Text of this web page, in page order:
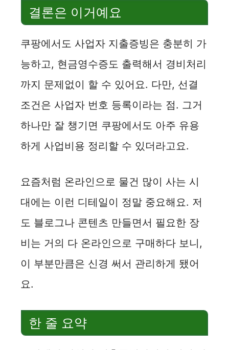
결론은 이거예요
쿠팡에서도 사업자 지출증빙은 충분히 가
능하고, 현금영수증도 출력해서 경비처리
까지 문제없이 할 수 있어요. 다만, 선결
조건은 사업자 번호 등록이라는 점. 그거
하나만 잘 챙기면 쿠팡에서도 아주 유용
하게 사업비용 정리할 수 있더라고요.
요즘처럼 온라인으로 물건 많이 사는 시
대에는 이런 디테일이 정말 중요해요. 저
도 블로그나 콘텐츠 만들면서 필요한 장
비는 거의 다 온라인으로 구매하다 보니,
이 부분만큼은 신경 써서 관리하게 됐어
요.
한 줄 요약